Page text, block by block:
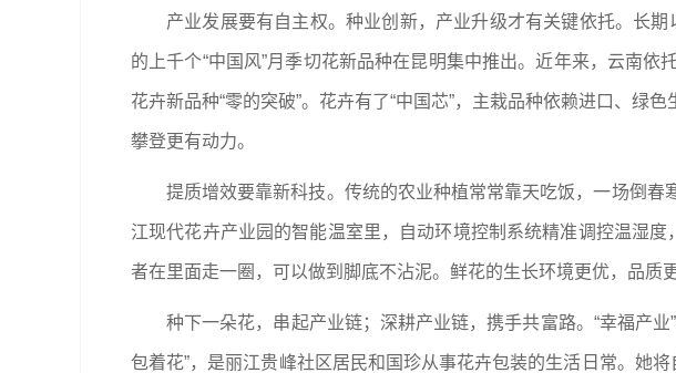
产业发展要有自主权。种业创新，产业升级才有关键依托。长
的上千个“中国风”月季切花新品种在昆明集中推出。近年来，云南
花卉新品种“零的突破”。花卉有了“中国芯”，主栽品种依赖进口、绿
攀登更有动力。
提质增效要靠新科技。传统的农业种植常常靠天吃饭，一场倒
江现代花卉产业园的智能温室里，自动环境控制系统精准调控温湿
者在里面走一圈，可以做到脚底不沾泥。鲜花的生长环境更优，品质
种下一朵花，串起产业链；深耕产业链，携手共富路。“幸福产
包着花”，是丽江贵峰社区居民和国珍从事花卉包装的生活日常。她